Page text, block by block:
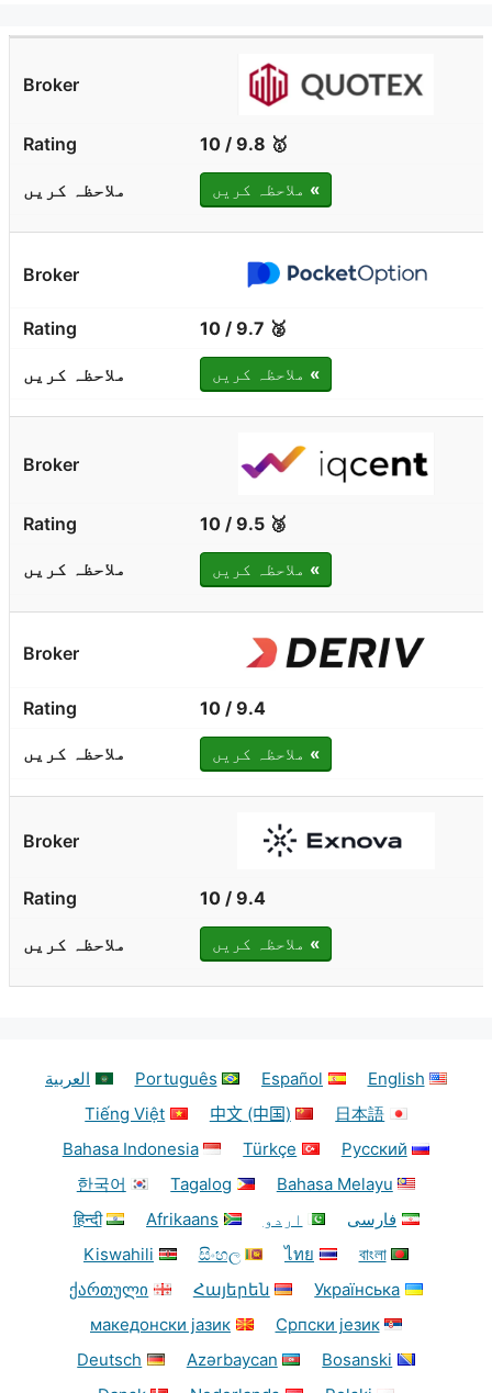
🥇 9.8 / 10
» ملاحظہ کریں
🥈 9.7 / 10
» ملاحظہ کریں
🥉 9.5 / 10
» ملاحظہ کریں
9.4 / 10
» ملاحظہ کریں
9.4 / 10
» ملاحظہ کریں
English
Español
Português
العربية
日本語
中文 (中国)
Tiếng Việt
Русский
Türkçe
Bahasa Indonesia
Bahasa Melayu
Tagalog
한국어
فارسی
اردو Afrikaans
हिन्दी
বাংলা
ไทย
සිංහල
Kiswahili
Українська
Հայերեն
ქართული
Српски језик
македонски јазик
Bosanski
Azərbaycan
Deutsch